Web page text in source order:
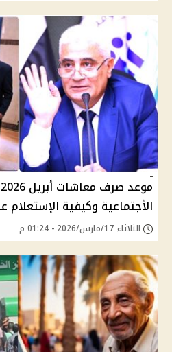
الأجتماعية وكيفية الإستعلام
الثلاثاء 17/مارس/2026 - 01:24 م